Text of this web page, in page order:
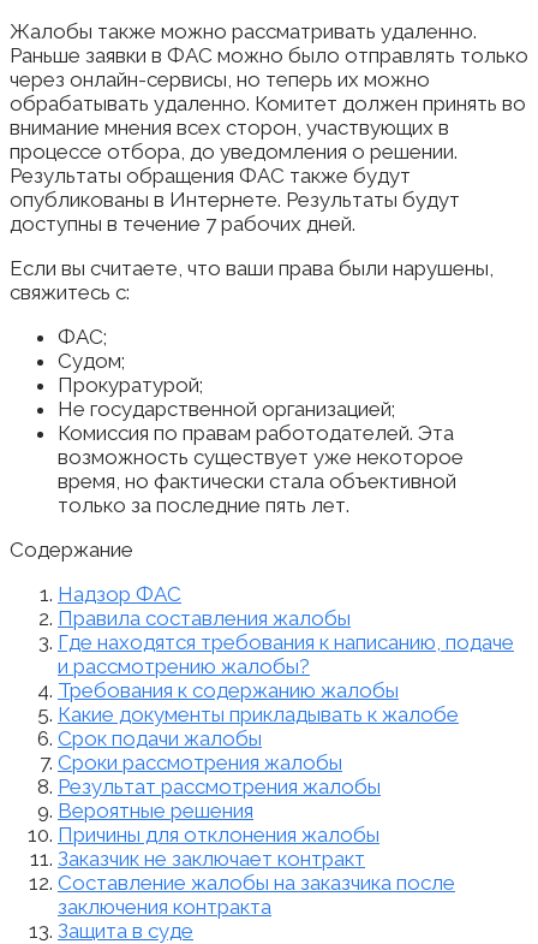
Жалобы также можно рассматривать удаленно.
Раньше заявки в ФАС можно было отправлять только
через онлайн-сервисы, но теперь их можно
обрабатывать удаленно. Комитет должен принять во
внимание мнения всех сторон, участвующих в
процессе отбора, до уведомления о решении.
Результаты обращения ФАС также будут
опубликованы в Интернете. Результаты будут
доступны в течение 7 рабочих дней.
Если вы считаете, что ваши права были нарушены,
свяжитесь с:
ФАС;
Судом;
Прокуратурой;
Не государственной организацией;
Комиссия по правам работодателей. Эта
возможность существует уже некоторое
время, но фактически стала объективной
только за последние пять лет.
Содержание
Надзор ФАС
Правила составления жалобы
Где находятся требования к написанию, подаче
и рассмотрению жалобы?
Требования к содержанию жалобы
Какие документы прикладывать к жалобе
Срок подачи жалобы
Сроки рассмотрения жалобы
Результат рассмотрения жалобы
Вероятные решения
Причины для отклонения жалобы
Заказчик не заключает контракт
Составление жалобы на заказчика после
заключения контракта
Защита в суде